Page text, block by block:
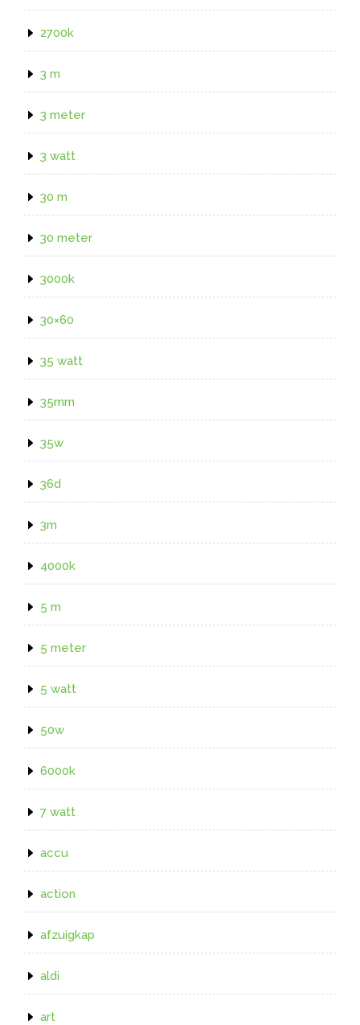
2700k
3 m
3 meter
3 watt
30 m
30 meter
3000k
30×60
35 watt
35mm
35w
36d
3m
4000k
5 m
5 meter
5 watt
50w
6000k
7 watt
accu
action
afzuigkap
aldi
art